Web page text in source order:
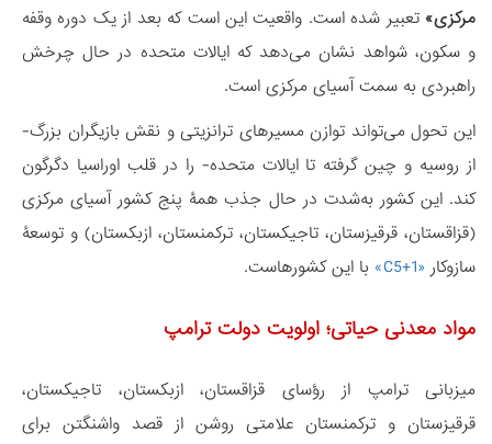
مرکزی» تعبیر شده است. واقعیت این است که بعد از یک دوره وقفه
و سکون، شواهد نشان می‌دهد که ایالات متحده در حال چرخش
راهبردی به سمت آسیای مرکزی است.
این تحول می‌تواند توازن مسیرهای ترانزیتی و نقش بازیگران بزرگ-
از روسیه و چین گرفته تا ایالات متحده- را در قلب اوراسیا دگرگون
کند. این کشور به‌شدت در حال جذب همۀ پنج کشور آسیای مرکزی
(قزاقستان، قرقیزستان، تاجیکستان، ترکمنستان، ازبکستان) و توسعۀ
سازوکار «C5+1» با این کشورهاست.
مواد معدنی حیاتی؛ اولویت دولت ترامپ
میزبانی ترامپ از رؤسای قزاقستان، ازبکستان، تاجیکستان،
قرقیزستان و ترکمنستان علامتی روشن از قصد واشنگتن برای